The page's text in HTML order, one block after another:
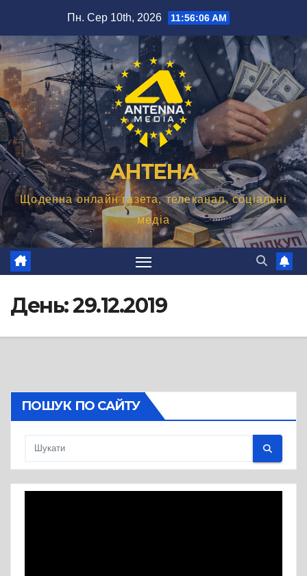
вмісту
Пн. Сер 10th, 2026 11:56:07 AM
АНТЕНА
Щоденна онлайн газета, телеканал, соціальні
медіа
День:29.12.2019
ПОШУК ПО САЙТУ